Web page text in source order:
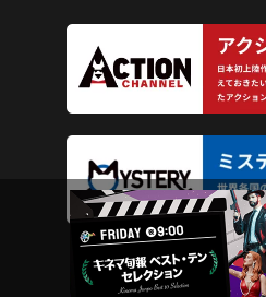
AXN Entertainment Co.,